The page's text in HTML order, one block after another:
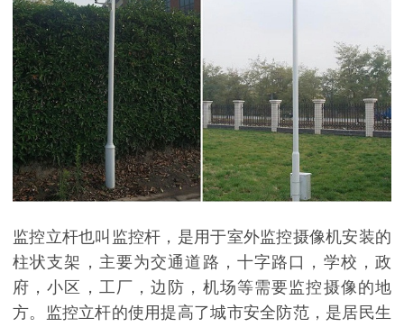
监控立杆也叫监控杆，是用于室外监控摄像机安装的
柱状支架，主要为交通道路，十字路口，学校，政
府，小区，工厂，边防，机场等需要监控摄像的地
方。监控立杆的使用提高了城市安全防范，是居民生